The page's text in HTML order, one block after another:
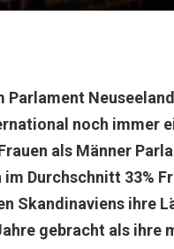
Parlament
noch immer
als Männer
Durchschnitt 33%
Skandinaviens ihre
gebracht als ihre